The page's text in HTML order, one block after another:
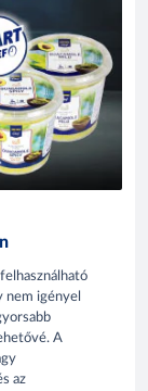
nem igényel
A
az